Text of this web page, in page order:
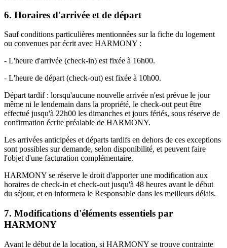
6. Horaires d'arrivée et de départ
Sauf conditions particulières mentionnées sur la fiche du logement
ou convenues par écrit avec HARMONY :
- L'heure d'arrivée (check-in) est fixée à 16h00.
- L'heure de départ (check-out) est fixée à 10h00.
Départ tardif : lorsqu'aucune nouvelle arrivée n'est prévue le jour
même ni le lendemain dans la propriété, le check-out peut être
effectué jusqu'à 22h00 les dimanches et jours fériés, sous réserve de
confirmation écrite préalable de HARMONY.
Les arrivées anticipées et départs tardifs en dehors de ces exceptions
sont possibles sur demande, selon disponibilité, et peuvent faire
l'objet d'une facturation complémentaire.
HARMONY se réserve le droit d'apporter une modification aux
horaires de check-in et check-out jusqu'à 48 heures avant le début
du séjour, et en informera le Responsable dans les meilleurs délais.
7. Modifications d'éléments essentiels par
HARMONY
Avant le début de la location, si HARMONY se trouve contrainte